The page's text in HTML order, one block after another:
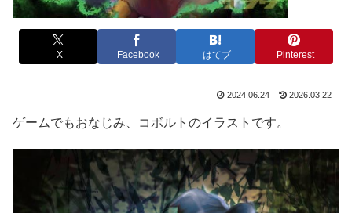
X Facebook はてブ Pinterest
2024.06.24 2026.03.22
ゲームでもおなじみ、コボルトのイラストです。